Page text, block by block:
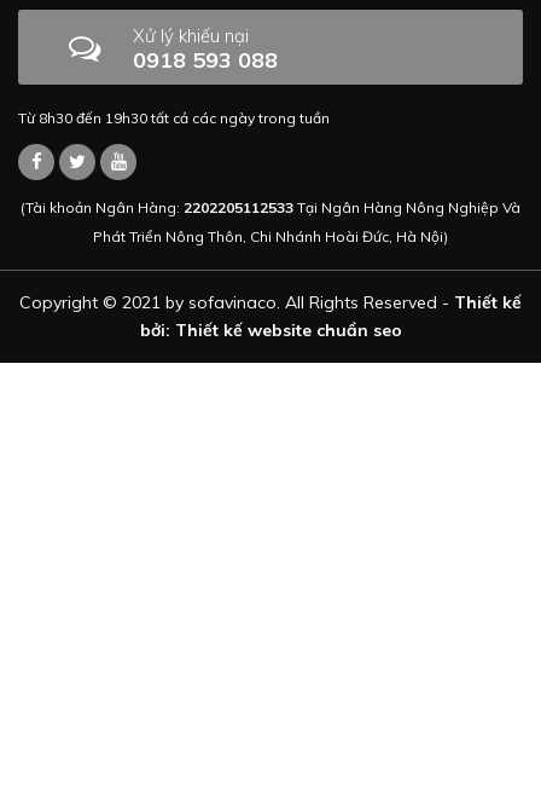
Xử lý khiếu nại
0918 593 088
Từ 8h30 đến 19h30 tất cả các ngày trong tuần
(Tài khoản Ngân Hàng: 2202205112533 Tại Ngân Hàng Nông Nghiệp Và
Phát Triển Nông Thôn, Chi Nhánh Hoài Đức, Hà Nội)
Copyright © 2021 by sofavinaco. All Rights Reserved - Thiết kế
bởi: Thiết kế website chuẩn seo